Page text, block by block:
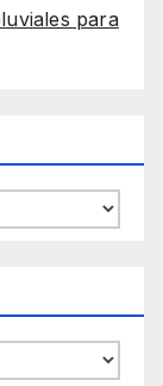
para